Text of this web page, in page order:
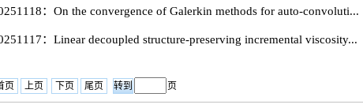
：​On the convergence of Galerkin methods for auto-convoluti...
：Linear decoupled structure-preserving incremental viscosity...
页 上页 下页 尾页 页